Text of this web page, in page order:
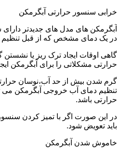
خرابی سنسور حرارتی آبگرمکن
آبگرمکن های مدل های جدیدتر
در یک دمای مشخص که از قبل تنظیم
گاهی اوقات ایجاد ترک ریز یا
حرارتی مشکلاتی را برای آبگرمکن
گرم شدن بیش از حد آب،نوسان
تنظیم دمای آب خروجی آبگرمکن می
حرارتی باشد.
در این صورت اگر با تمیز کردن
باید تعویض شود.
خاموش شدن آبگرمکن